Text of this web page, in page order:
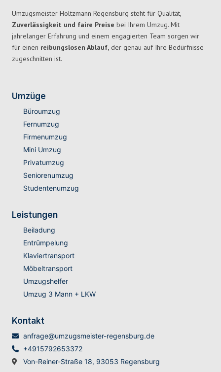
Umzugsmeister Holtzmann Regensburg steht für Qualität,
Zuverlässigkeit und faire Preise bei Ihrem Umzug. Mit
jahrelanger Erfahrung und einem engagierten Team sorgen wir
für einen reibungslosen Ablauf, der genau auf Ihre Bedürfnisse
zugeschnitten ist.
Umzüge
Büroumzug
Fernumzug
Firmenumzug
Mini Umzug
Privatumzug
Seniorenumzug
Studentenumzug
Leistungen
Beiladung
Entrümpelung
Klaviertransport
Möbeltransport
Umzugshelfer
Umzug 3 Mann + LKW
Kontakt
anfrage@umzugsmeister-regensburg.de
+4915792653372
Von-Reiner-Straße 18, 93053 Regensburg